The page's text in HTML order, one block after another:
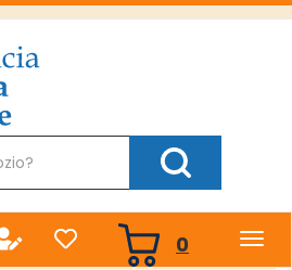
Cerca Prodotto
0 prodotti
inseriti